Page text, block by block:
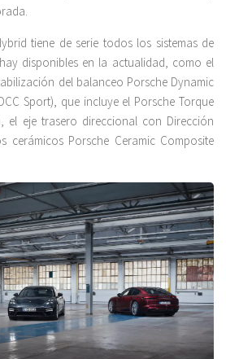
tiene de serie todos los sistemas de
disponibles en la actualidad, como el
del balanceo Porsche Dynamic
Sport), que incluye el Porsche Torque
el eje trasero direccional con Dirección
cerámicos Porsche Ceramic Composite